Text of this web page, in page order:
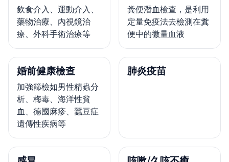
飲食介入、運動介入、
藥物治療、內視鏡治
療、外科手術治療等
糞便潛血檢查，是利用
定量免疫法去檢測在糞
便中的微量血液
婚前健康檢查
加強篩檢如男性精蟲分
析、梅毒、海洋性貧
血、德國麻疹、蠶豆症
遺傳性疾病等
肺炎疫苗